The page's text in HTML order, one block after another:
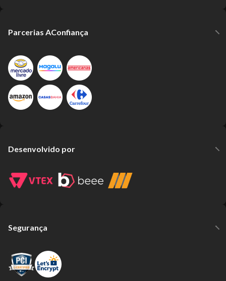
Parcerias AConfiança
Desenvolvido por
Segurança